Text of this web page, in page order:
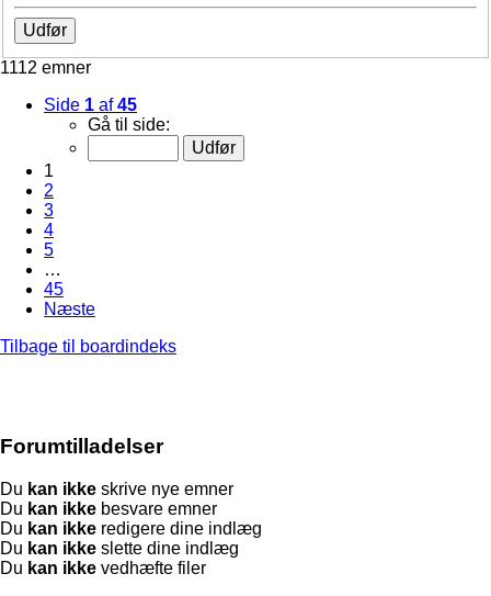
1112 emner
Side 1 af45
Gå til side:
1
2
3
4
5
…
45
Næste
Tilbage til boardindeks
Forumtilladelser
Du kan ikke skrive nye emner
Du kan ikke besvare emner
Du kan ikke redigere dine indlæg
Du kan ikke slette dine indlæg
Du kan ikke vedhæfte filer